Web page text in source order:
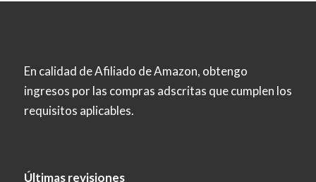
En calidad de Afiliado de Amazon, obtengo
ingresos por las compras adscritas que cumplen los
requisitos aplicables.
Últimas revisiones